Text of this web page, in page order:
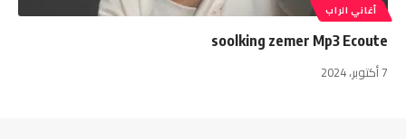
أغاني الراب
soolking zemer Mp3 Ecoute
7 أكتوبر، 2024